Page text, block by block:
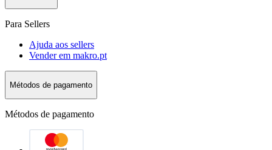
Para Sellers
Ajuda aos sellers
Vender em makro.pt
Métodos de pagamento
Métodos de pagamento